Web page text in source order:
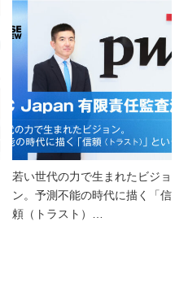
若い世代の力で生まれたビジョ
ン。予測不能の時代に描く「信
頼（トラスト）…